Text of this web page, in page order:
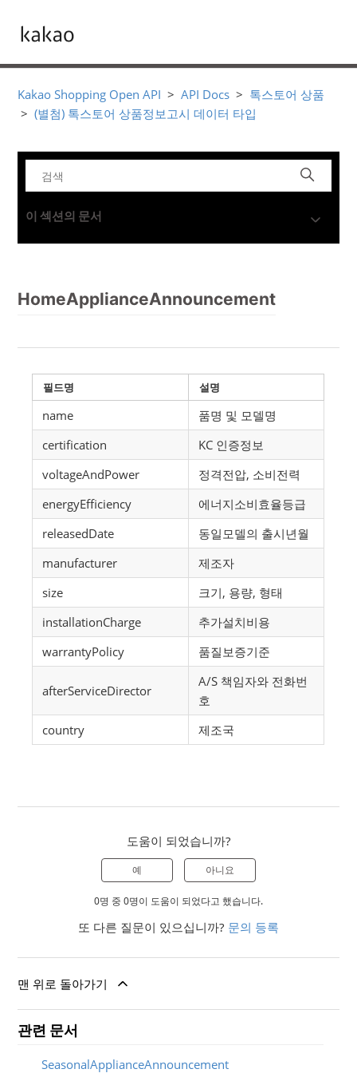
Kakao Shopping Open API API Docs
톡스토어 상품
(별첨) 톡스토어 상품정보고시 데이터 타입
이 섹션의 문서
HomeApplianceAnnouncement
필드명 설명
name
품명 및 모델명
certification
KC 인증정보
voltageAndPower
정격전압, 소비전력
energyEfficiency
에너지소비효율등급
releasedDate
동일모델의 출시년월
manufacturer
제조자
size
크기, 용량, 형태
installationCharge
추가설치비용
warrantyPolicy
품질보증기준
afterServiceDirector
A/S 책임자와 전화번
호
country
제조국
도움이 되었습니까?
예 아니요
0명 중 0명이 도움이 되었다고 했습니다.
또 다른 질문이 있으십니까? 문의 등록
맨 위로 돌아가기
관련 문서
SeasonalApplianceAnnouncement